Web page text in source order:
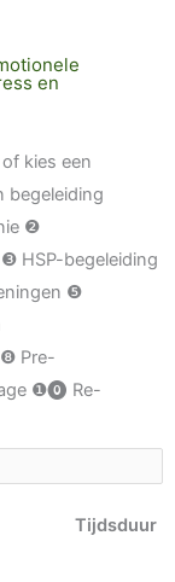
en
kies een
begeleiding
❷
HSP-begeleiding
❺
Pre-
❶⓿ Re-
Tijdsduur